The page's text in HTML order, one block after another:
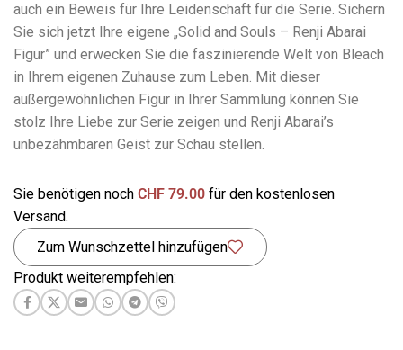
auch ein Beweis für Ihre Leidenschaft für die Serie. Sichern
Sie sich jetzt Ihre eigene „Solid and Souls – Renji Abarai
Figur” und erwecken Sie die faszinierende Welt von Bleach
in Ihrem eigenen Zuhause zum Leben. Mit dieser
außergewöhnlichen Figur in Ihrer Sammlung können Sie
stolz Ihre Liebe zur Serie zeigen und Renji Abarai’s
unbezähmbaren Geist zur Schau stellen.
Sie benötigen noch CHF 79.00 für den kostenlosen
Versand.
Zum Wunschzettel hinzufügen
Produkt weiterempfehlen: